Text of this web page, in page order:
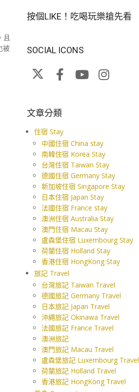
且
被
按個LIKE！吃喝玩樂搶先看
SOCIAL ICONS
文章分類
住宿 Stay
中國住宿 China stay
南韓住宿 Korea Stay
台灣住宿 Taiwan Stay
德國住宿 Germany Stay
新加坡住宿 Singapore Stay
日本住宿 Japan Stay
法國住宿 France stay
澳洲住宿 Australia Stay
澳門住宿 Macau Stay
盧森堡住宿 Luxembourg Stay
荷蘭住宿 Holland Stay
香港住宿 HongKong Stay
旅記 Travel
台灣旅記 Taiwan Travel
德國旅記 Germany Travel
日本旅記 Japan Travel
沖繩旅記 Okinawa Travel
法國旅記 France Travel
澳洲旅記
澳門旅記 Macau Travel
盧森堡旅記 Luxembourg Travel
荷蘭旅記 Holland Travel
香港旅記 HongKong Travel